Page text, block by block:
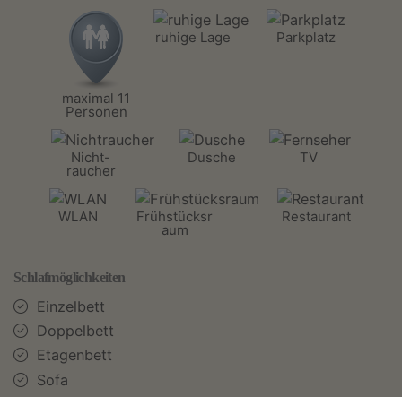
maximal 11
Personen
ruhige Lage Parkplatz
Nicht-
raucher
Dusche TV
WLAN Frühstücksr
aum
Restaurant
Schlafmöglichkeiten
Einzelbett
Doppelbett
Etagenbett
Sofa